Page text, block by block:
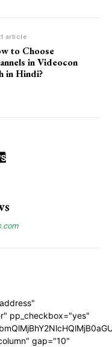
article
to Choose
in Videocon
in Hindi?
pp_checkbox="yes"
gap="10"